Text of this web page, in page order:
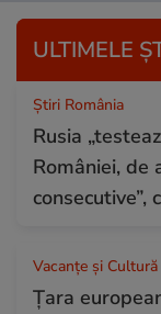
ULTIMELE
Știri România
Rusia
României, de
consecutive”,
Vacanțe și Cultură
Țara